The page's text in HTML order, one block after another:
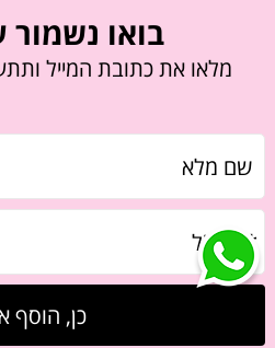
בואו
מלאו את כתובת המייל